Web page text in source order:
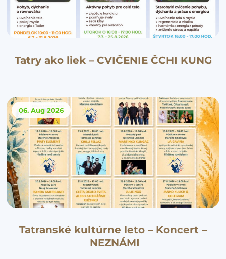
Tatry ako liek – CVIČENIE ČCHI KUNG
06. Aug 2026
Tatranské kultúrne leto – Koncert –
NEZNÁMI